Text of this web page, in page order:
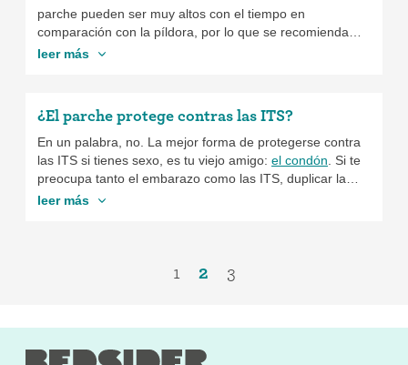
parche pueden ser muy altos con el tiempo en
comparación con la píldora, por lo que se recomienda
quitarse el parche 1 semana al mes.
leer más
¿El parche protege contras las ITS?
En un palabra, no. La mejor forma de protegerse contra
las ITS si tienes sexo, es tu viejo amigo: el condón . Si te
preocupa tanto el embarazo como las ITS, duplicar la
protección, con el parche y condones es una excelente
leer más
1 2 3